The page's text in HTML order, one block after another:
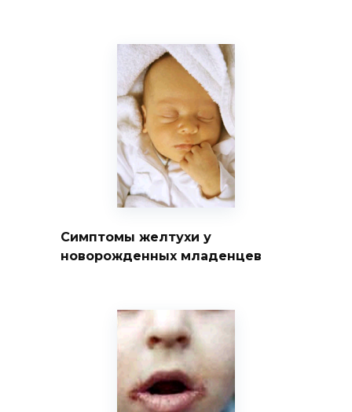
Симптомы желтухи у
новорожденных младенцев